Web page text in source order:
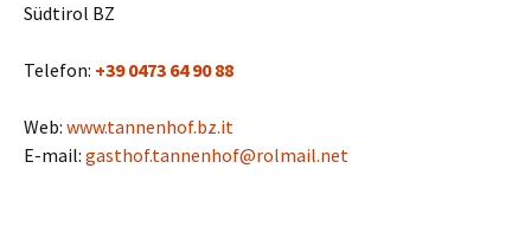
Südtirol BZ
Telefon: +39 0473 64 90 88
Web: www.tannenhof.bz.it
E-mail: gasthof.tannenhof@rolmail.net